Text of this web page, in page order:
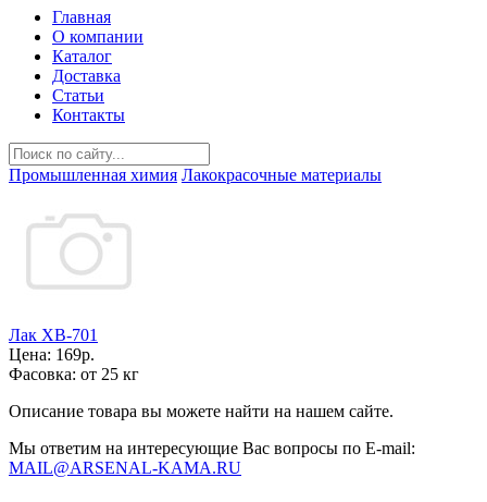
Главная
О компании
Каталог
Доставка
Статьи
Контакты
Промышленная химия Лакокрасочные материалы
Лак ХВ-701
Цена: 169р.
Фасовка: от 25 кг
Описание товара вы можете найти на нашем сайте.
Мы ответим на интересующие Вас вопросы по E-mail:
MAIL@ARSENAL-KAMA.RU